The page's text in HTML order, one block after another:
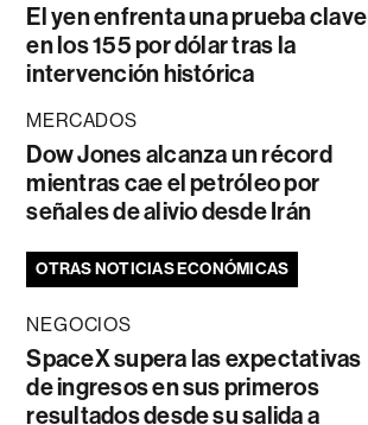
El yen enfrenta una prueba clave
en los 155 por dólar tras la
intervención histórica
MERCADOS
Dow Jones alcanza un récord
mientras cae el petróleo por
señales de alivio desde Irán
OTRAS NOTICIAS ECONÓMICAS
NEGOCIOS
SpaceX supera las expectativas
de ingresos en sus primeros
resultados desde su salida a